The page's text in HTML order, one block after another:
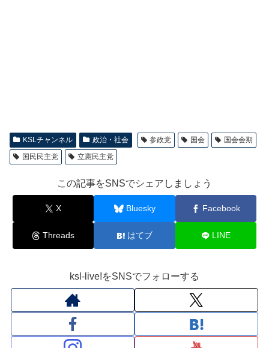
KSLチャンネル 政治・社会 参政党 国会
国会会期
国民民主党
立憲民主党
この記事をSNSでシェアしましょう
X Bluesky Facebook
Threads はてブ LINE
ksl-live!をSNSでフォローする